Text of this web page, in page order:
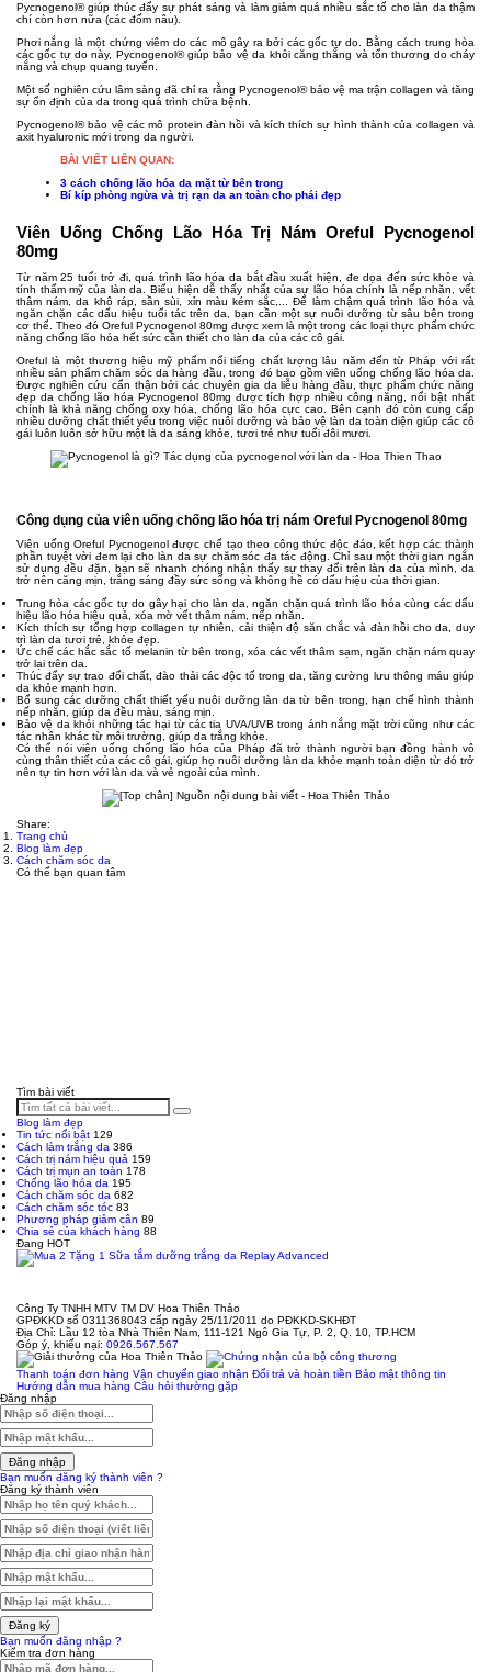
Pycnogenol® giúp thúc đẩy sự phát sáng và làm giảm quá nhiều sắc tố cho làn da thậm
chí còn hơn nữa (các đốm nâu).
Phơi nắng là một chứng viêm do các mô gây ra bởi các gốc tự do. Bằng cách trung hòa
các gốc tự do này, Pycnogenol® giúp bảo vệ da khỏi căng thẳng và tổn thương do cháy
nắng và chụp quang tuyến.
Một số nghiên cứu lâm sàng đã chỉ ra rằng Pycnogenol® bảo vệ ma trận collagen và tăng
sự ổn định của da trong quá trình chữa bệnh.
Pycnogenol® bảo vệ các mô protein đàn hồi và kích thích sự hình thành của collagen và
axit hyaluronic mới trong da người.
BÀI VIẾT LIÊN QUAN:
3 cách chống lão hóa da mặt từ bên trong
Bí kíp phòng ngừa và trị rạn da an toàn cho phái đẹp
Viên Uống Chống Lão Hóa Trị Nám Oreful Pycnogenol
80mg
Từ năm 25 tuổi trở đi, quá trình lão hóa da bắt đầu xuất hiện, đe dọa đến sức khỏe và
tính thẩm mỹ của làn da. Biểu hiện dễ thấy nhất của sự lão hóa chính là nếp nhăn, vết
thâm nám, da khô ráp, sần sùi, xỉn màu kém sắc,... Để làm chậm quá trình lão hóa và
ngăn chặn các dấu hiệu tuổi tác trên da, bạn cần một sự nuôi dưỡng từ sâu bên trong
cơ thể. Theo đó Oreful Pycnogenol 80mg được xem là một trong các loại thực phẩm chức
năng chống lão hóa hết sức cần thiết cho làn da của các cô gái.
Oreful là một thương hiệu mỹ phẩm nổi tiếng chất lượng lâu năm đến từ Pháp với rất
nhiều sản phẩm chăm sóc da hàng đầu, trong đó bao gồm viên uống chống lão hóa da.
Được nghiên cứu cẩn thận bởi các chuyên gia da liễu hàng đầu, thực phẩm chức năng
đẹp da chống lão hóa Pycnogenol 80mg được tích hợp nhiều công năng, nổi bật nhất
chính là khả năng chống oxy hóa, chống lão hóa cực cao. Bên cạnh đó còn cung cấp
nhiều dưỡng chất thiết yếu trong việc nuôi dưỡng và bảo vệ làn da toàn diện giúp các cô
gái luôn luôn sở hữu một là da sáng khỏe, tươi trẻ như tuổi đôi mươi.
Công dụng của viên uống chống lão hóa trị nám Oreful Pycnogenol 80mg
Viên uống Oreful Pycnogenol được chế tạo theo công thức độc đáo, kết hợp các thành
phần tuyệt vời đem lại cho làn da sự chăm sóc đa tác động. Chỉ sau một thời gian ngắn
sử dụng đều đặn, bạn sẽ nhanh chóng nhận thấy sự thay đổi trên làn da của mình, da
trở nên căng mịn, trắng sáng đầy sức sống và không hề có dấu hiệu của thời gian.
Trung hòa các gốc tự do gây hại cho làn da, ngăn chặn quá trình lão hóa cùng các dấu
hiệu lão hóa hiệu quả, xóa mờ vết thâm nám, nếp nhăn.
Kích thích sự tổng hợp collagen tự nhiên, cải thiện độ săn chắc và đàn hồi cho da, duy
trì làn da tươi trẻ, khỏe đẹp.
Ức chế các hắc sắc tố melanin từ bên trong, xóa các vết thâm sạm, ngăn chặn nám quay
trở lại trên da.
Thúc đẩy sự trao đổi chất, đào thải các độc tố trong da, tăng cường lưu thông máu giúp
da khỏe mạnh hơn.
Bổ sung các dưỡng chất thiết yếu nuôi dưỡng làn da từ bên trong, hạn chế hình thành
nếp nhăn, giúp da đều màu, sáng mịn.
Bảo vệ da khỏi những tác hại từ các tia UVA/UVB trong ánh nắng mặt trời cũng như các
tác nhân khác từ môi trường, giúp da trắng khỏe.
Có thể nói viên uống chống lão hóa của Pháp đã trở thành người bạn đồng hành vô
cùng thân thiết của các cô gái, giúp họ nuôi dưỡng làn da khỏe mạnh toàn diện từ đó trở
nên tự tin hơn với làn da và vẻ ngoài của mình.
Share:
Trang chủ
Blog làm đẹp
Cách chăm sóc da
Có thể bạn quan tâm
Tìm bài viết
Blog làm đẹp
Tin tức nổi bật 129
Cách làm trắng da 386
Cách trị nám hiệu quả 159
Cách trị mụn an toàn 178
Chống lão hóa da 195
Cách chăm sóc da 682
Cách chăm sóc tóc 83
Phương pháp giảm cân 89
Chia sẻ của khách hàng 88
Đang HOT
Công Ty TNHH MTV TM DV Hoa Thiên Thảo
GPĐKKD số 0311368043 cấp ngày 25/11/2011 do PĐKKD-SKHĐT
Địa Chỉ: Lầu 12 tòa Nhà Thiên Nam, 111-121 Ngô Gia Tự, P. 2, Q. 10, TP.HCM
Góp ý, khiếu nại: 0926.567.567
Thanh toán đơn hàng Vận chuyển giao nhận Đổi trả và hoàn tiền Bảo mật thông tin
Hướng dẫn mua hàng Câu hỏi thường gặp
Đăng nhập
Đăng nhập
Bạn muốn đăng ký thành viên ?
Đăng ký thành viên
Đăng ký
Bạn muốn đăng nhập ?
Kiểm tra đơn hàng